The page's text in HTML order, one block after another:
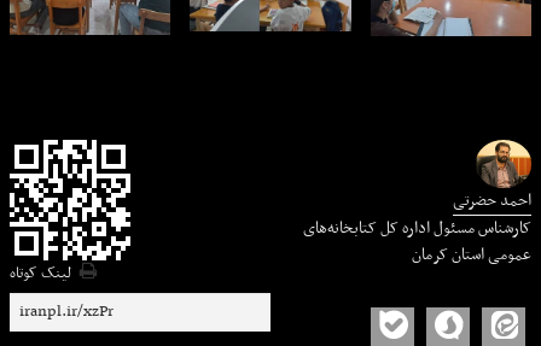
احمد حضرتی
کارشناس مسئول اداره کل کتابخانه‌های
عمومی استان کرمان
لینک کوتاه